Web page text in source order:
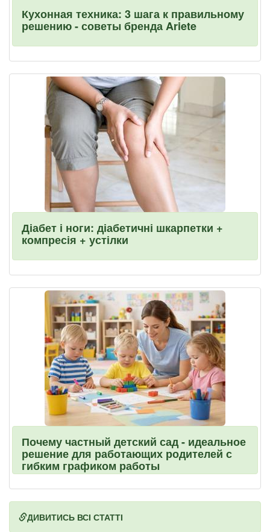
Кухонная техника: 3 шага к правильному
решению - советы бренда Ariete
Діабет і ноги: діабетичні шкарпетки +
компресія + устілки
Почему частный детский сад - идеальное
решение для работающих родителей с
гибким графиком работы
ДИВИТИСЬ ВСІ СТАТТІ